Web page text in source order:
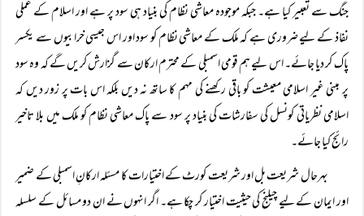
جنگ سے تعبیر کیا ہے۔ جبکہ موجودہ معاشی نظام کی بنیاد ہی سود پر ہے اور اسلام کے عملی
نفاذ کے لیے ضروری ہے کہ ملک کے معاشی نظام کو سود اور اس جیسی خرابیوں سے یکسر
پاک کر دیا جائے۔ اس لیے ہم قومی اسمبلی کے محترم ارکان سے گزارش کریں گے کہ وہ سود
پر مبنی غیر اسلامی معیشت کو باقی رکھنے کی مہم کا ساتھ نہ دیں بلکہ اس بات پر زور دیں کہ
اسلامی نظریاتی کونسل کی سفارشات کی بنیاد پر سود سے پاک معاشی نظام کو ملک میں بلا تاخیر
رائج کیا جائے۔
بہرحال شریعت بل اور شریعت کورٹ کے اختیارات کا مسئلہ ارکانِ اسمبلی کے ضمیر
اور ایمان کے لیے چیلنج کی حیثیت اختیار کر چکا ہے۔ اگر انہوں نے ان دو مسائل کے سلسلہ